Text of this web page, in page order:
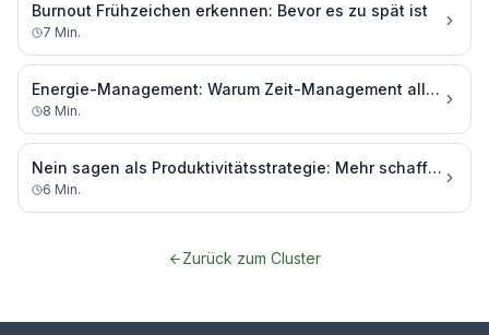
Burnout Frühzeichen erkennen: Bevor es zu spät ist
7 Min.
Energie-Management: Warum Zeit-Management allein nicht genug ist
8 Min.
Nein sagen als Produktivitätsstrategie: Mehr schaffen durch weniger Zusagen
6 Min.
Zurück zum Cluster